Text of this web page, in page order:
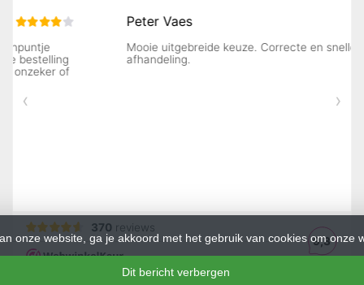
onze website, ga je akkoord met het gebruik van cookies om onze
Dit bericht verbergen